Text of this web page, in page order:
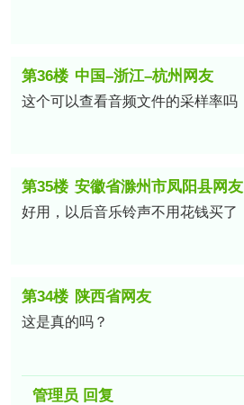
第36楼 中国–浙江–杭州网友
这个可以查看音频文件的采样率吗
第35楼 安徽省滁州市凤阳县网友
好用，以后音乐铃声不用花钱买了
第34楼 陕西省网友
这是真的吗？
管理员 回复